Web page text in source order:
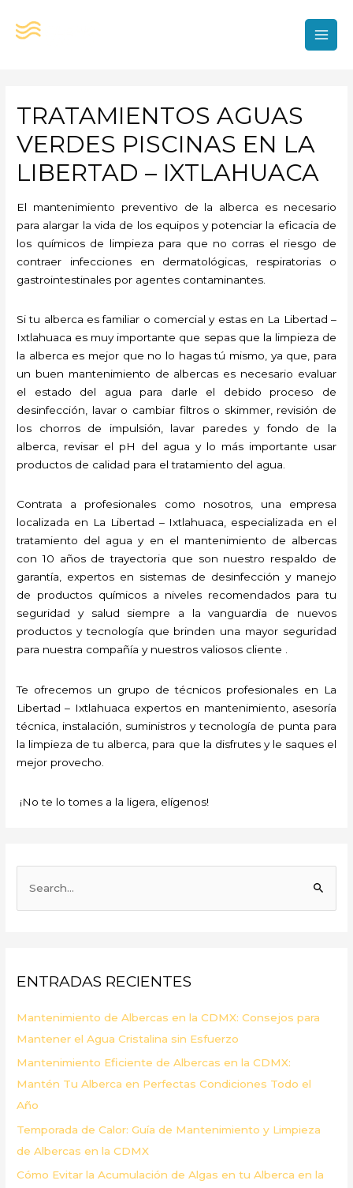
TRATAMIENTOS AGUAS
VERDES PISCINAS EN LA
LIBERTAD – IXTLAHUACA
El mantenimiento preventivo de la alberca es necesario
para alargar la vida de los equipos y potenciar la eficacia de
los químicos de limpieza para que no corras el riesgo de
contraer infecciones en dermatológicas, respiratorias o
gastrointestinales por agentes contaminantes.
Si tu alberca es familiar o comercial y estas en La Libertad –
Ixtlahuaca es muy importante que sepas que la limpieza de
la alberca es mejor que no lo hagas tú mismo, ya que, para
un buen mantenimiento de albercas es necesario evaluar
el estado del agua para darle el debido proceso de
desinfección, lavar o cambiar filtros o skimmer, revisión de
los chorros de impulsión, lavar paredes y fondo de la
alberca, revisar el pH del agua y lo más importante usar
productos de calidad para el tratamiento del agua.
Contrata a profesionales como nosotros, una empresa
localizada en La Libertad – Ixtlahuaca, especializada en el
tratamiento del agua y en el mantenimiento de albercas
con 10 años de trayectoria que son nuestro respaldo de
garantía, expertos en sistemas de desinfección y manejo
de productos químicos a niveles recomendados para tu
seguridad y salud siempre a la vanguardia de nuevos
productos y tecnología que brinden una mayor seguridad
para nuestra compañía y nuestros valiosos cliente .
Te ofrecemos un grupo de técnicos profesionales en La
Libertad – Ixtlahuaca expertos en mantenimiento, asesoría
técnica, instalación, suministros y tecnología de punta para
la limpieza de tu alberca, para que la disfrutes y le saques el
mejor provecho.
¡No te lo tomes a la ligera, elígenos!
r
o
r
:
ENTRADAS RECIENTES
Mantenimiento de Albercas en la CDMX: Consejos para
Mantener el Agua Cristalina sin Esfuerzo
Mantenimiento Eficiente de Albercas en la CDMX:
Mantén Tu Alberca en Perfectas Condiciones Todo el
Año
Temporada de Calor: Guía de Mantenimiento y Limpieza
de Albercas en la CDMX
Cómo Evitar la Acumulación de Algas en tu Alberca en la